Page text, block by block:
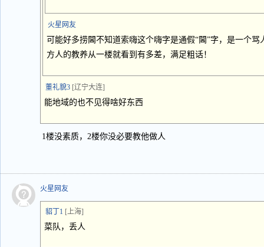
火星网友
可能好多捞閪不知道索嗨这个嗨字是通假“閪”字，是一个
方人的教养从一楼就看到有多差，满足粗话！
董礼貌3 [辽宁大连]
能地域的也不见得啥好东西
1楼没素质，2楼你没必要教他做人
火星网友
貂丁1 [上海]
菜队，丢人